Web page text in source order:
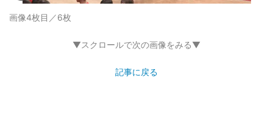
画像4枚目／6枚
▼スクロールで次の画像をみる▼
記事に戻る